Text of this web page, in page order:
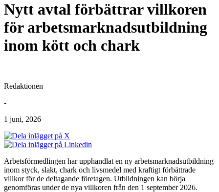
Nytt avtal förbättrar villkoren
för arbetsmarknadsutbildning
inom kött och chark
Redaktionen
-
1 juni, 2026
Arbetsförmedlingen har upphandlat en ny arbetsmarknadsutbildning
inom styck, slakt, chark och livsmedel med kraftigt förbättrade
villkor för de deltagande företagen. Utbildningen kan börja
genomföras under de nya villkoren från den 1 september 2026.